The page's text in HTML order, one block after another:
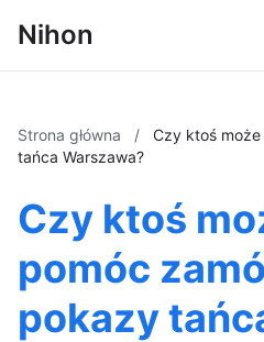
Nihon
Strona główna /
Czy ktoś
tańca Warszawa?
Czy ktoś
pomóc
pokazy